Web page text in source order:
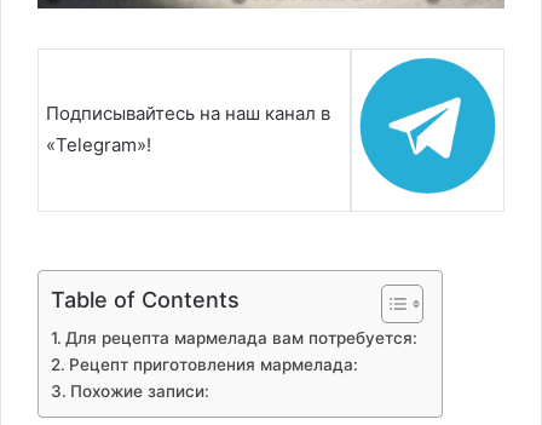
Подписывайтесь на наш канал в
«Telegram»!
Table of Contents
Для рецепта мармелада вам потребуется:
Рецепт приготовления мармелада:
Похожие записи: